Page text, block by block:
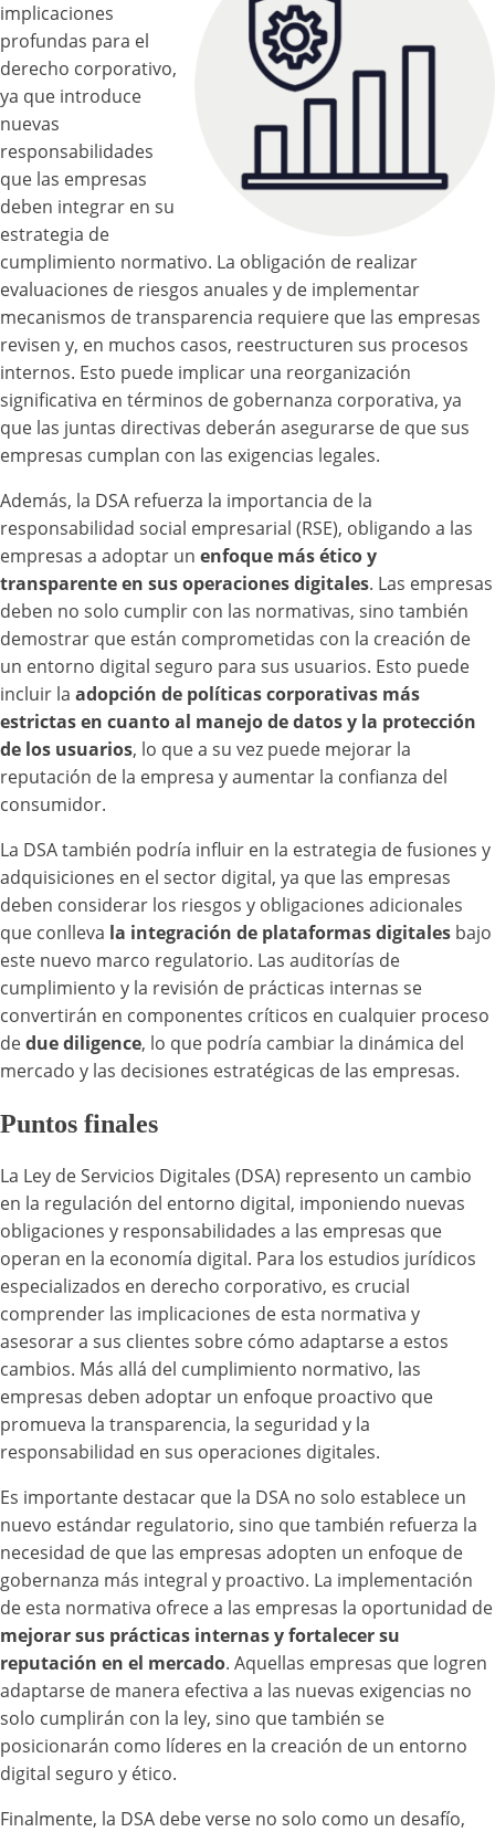
implicaciones
profundas para el
derecho corporativo,
ya que introduce
nuevas
responsabilidades
que las empresas
deben integrar en su
estrategia de
cumplimiento normativo. La obligación de realizar
evaluaciones de riesgos anuales y de implementar
mecanismos de transparencia requiere que las empresas
revisen y, en muchos casos, reestructuren sus procesos
internos. Esto puede implicar una reorganización
significativa en términos de gobernanza corporativa, ya
que las juntas directivas deberán asegurarse de que sus
empresas cumplan con las exigencias legales.
Además, la DSA refuerza la importancia de la
responsabilidad social empresarial (RSE), obligando a las
empresas a adoptar un enfoque más ético y
transparente en sus operaciones digitales. Las empresas
deben no solo cumplir con las normativas, sino también
demostrar que están comprometidas con la creación de
un entorno digital seguro para sus usuarios. Esto puede
incluir la adopción de políticas corporativas más
estrictas en cuanto al manejo de datos y la protección
de los usuarios, lo que a su vez puede mejorar la
reputación de la empresa y aumentar la confianza del
consumidor.
La DSA también podría influir en la estrategia de fusiones y
adquisiciones en el sector digital, ya que las empresas
deben considerar los riesgos y obligaciones adicionales
que conlleva la integración de plataformas digitales bajo
este nuevo marco regulatorio. Las auditorías de
cumplimiento y la revisión de prácticas internas se
convertirán en componentes críticos en cualquier proceso
dedue diligence, lo que podría cambiar la dinámica del
mercado y las decisiones estratégicas de las empresas.
Puntos finales
La Ley de Servicios Digitales (DSA) represento un cambio
en la regulación del entorno digital, imponiendo nuevas
obligaciones y responsabilidades a las empresas que
operan en la economía digital. Para los estudios jurídicos
especializados en derecho corporativo, es crucial
comprender las implicaciones de esta normativa y
asesorar a sus clientes sobre cómo adaptarse a estos
cambios. Más allá del cumplimiento normativo, las
empresas deben adoptar un enfoque proactivo que
promueva la transparencia, la seguridad y la
responsabilidad en sus operaciones digitales.
Es importante destacar que la DSA no solo establece un
nuevo estándar regulatorio, sino que también refuerza la
necesidad de que las empresas adopten un enfoque de
gobernanza más integral y proactivo. La implementación
de esta normativa ofrece a las empresas la oportunidad de
mejorar sus prácticas internas y fortalecer su
reputación en el mercado. Aquellas empresas que logren
adaptarse de manera efectiva a las nuevas exigencias no
solo cumplirán con la ley, sino que también se
posicionarán como líderes en la creación de un entorno
digital seguro y ético.
Finalmente, la DSA debe verse no solo como un desafío,